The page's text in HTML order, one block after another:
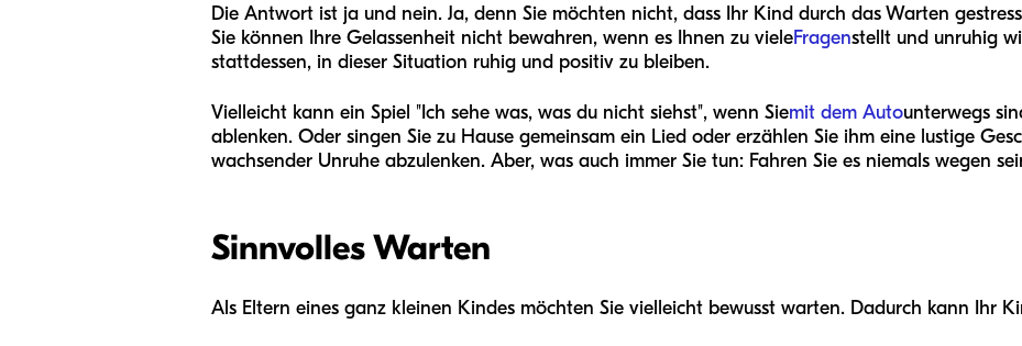
Die Antwort ist ja und nein. Ja, denn Sie möchten nicht, dass Ihr Kind durch das Warten
Sie können Ihre Gelassenheit nicht bewahren, wenn es Ihnen zu vieleFragenstellt und unruhig
stattdessen, in dieser Situation ruhig und positiv zu bleiben.
Vielleicht kann ein Spiel "Ich sehe was, was du nicht siehst", wenn Siemit dem Autounterwegs
ablenken. Oder singen Sie zu Hause gemeinsam ein Lied oder erzählen Sie ihm eine lustige
wachsender Unruhe abzulenken. Aber, was auch immer Sie tun: Fahren Sie es niemals wegen
Sinnvolles Warten
Als Eltern eines ganz kleinen Kindes möchten Sie vielleicht bewusst warten. Dadurch kann Ihr